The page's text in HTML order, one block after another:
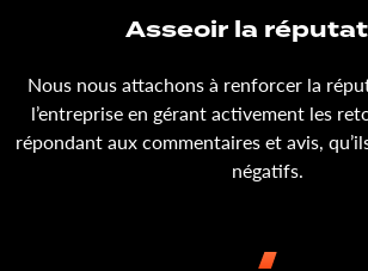
Asseoir la
Nous nous attachons à renforcer la
l’entreprise en gérant activement les
répondant aux commentaires et avis,
négatifs.